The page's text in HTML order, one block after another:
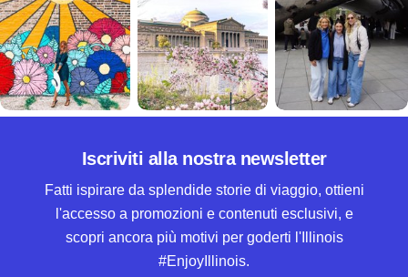
Iscriviti alla nostra newsletter
Fatti ispirare da splendide storie di viaggio, ottieni
l'accesso a promozioni e contenuti esclusivi, e
scopri ancora più motivi per goderti l'Illinois
#EnjoyIllinois.